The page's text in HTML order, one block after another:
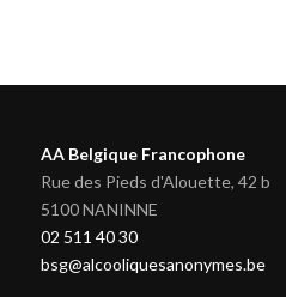
AA Belgique Francophone
Rue des Pieds d'Alouette, 42 b
5100 NANINNE
02 511 40 30
bsg@alcooliquesanonymes.be